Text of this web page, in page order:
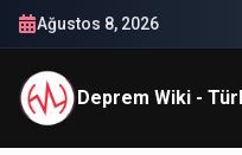
Ağustos 8, 2026
Deprem Wiki -